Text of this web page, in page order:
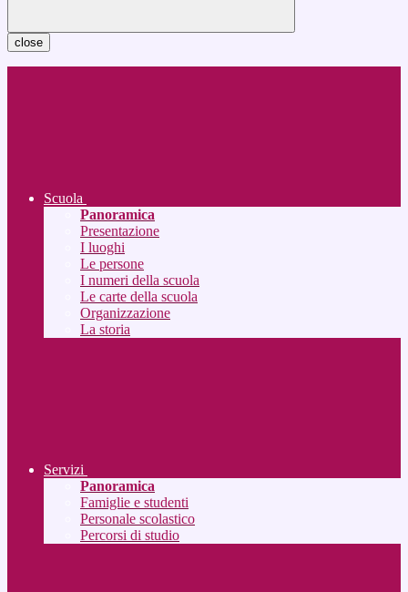
close
Scuola
Panoramica
Presentazione
I luoghi
Le persone
I numeri della scuola
Le carte della scuola
Organizzazione
La storia
Servizi
Panoramica
Famiglie e studenti
Personale scolastico
Percorsi di studio